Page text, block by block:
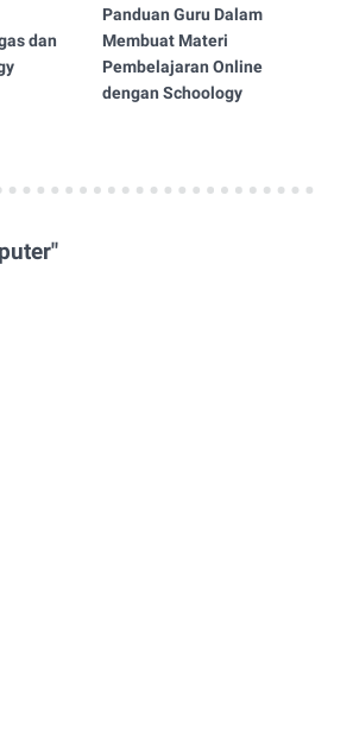
dan
Panduan Guru Dalam
Membuat Materi
Pembelajaran Online
dengan Schoology